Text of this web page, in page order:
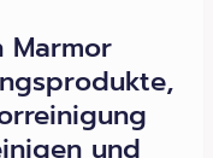
Marmor
und